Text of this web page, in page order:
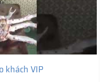
khách VIP